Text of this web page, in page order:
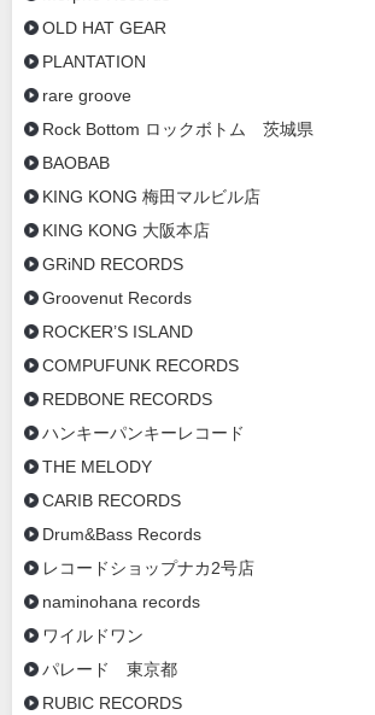
OLD HAT GEAR
PLANTATION
rare groove
Rock Bottom ロックボトム 茨城県
BAOBAB
KING KONG 梅田マルビル店
KING KONG 大阪本店
GRiND RECORDS
Groovenut Records
ROCKER’S ISLAND
COMPUFUNK RECORDS
REDBONE RECORDS
ハンキーパンキーレコード
THE MELODY
CARIB RECORDS
Drum&Bass Records
レコードショップナカ2号店
naminohana records
ワイルドワン
パレード 東京都
RUBIC RECORDS